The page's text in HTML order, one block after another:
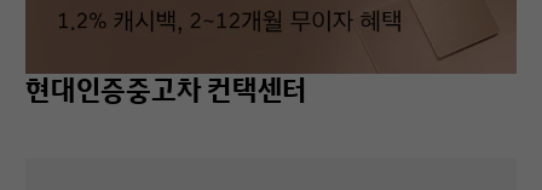
현대인증중고차 컨택센터